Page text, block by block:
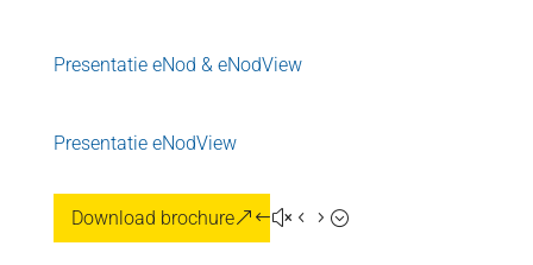
Presentatie eNod & eNodView
Presentatie eNodView
Download brochure